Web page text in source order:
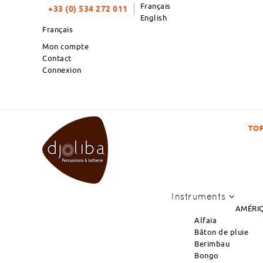
+33 (0) 534 272 011
Français
English
Français
Mon compte
Contact
Connexion
TOP PRODUITS DU MOIS : NOUVEL ARRIVAGE
Instruments
Alfaia
Bâton de pluie
Berimbau
Bongo